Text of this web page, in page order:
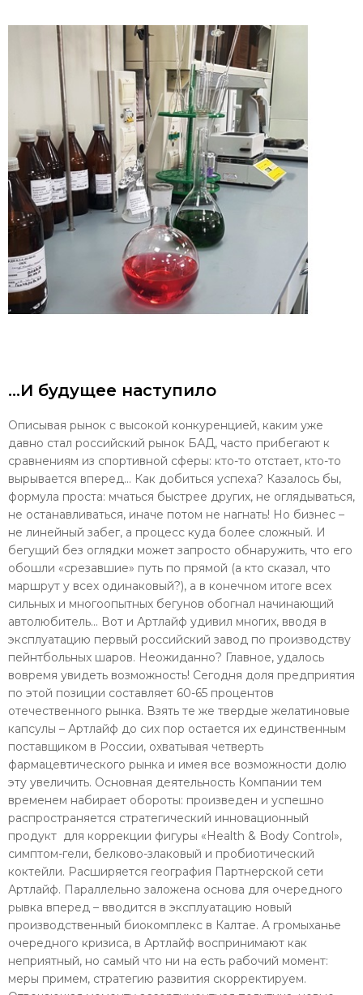
…И будущее наступило
Описывая рынок с высокой конкуренцией, каким уже
давно стал российский рынок БАД, часто прибегают к
сравнениям из спортивной сферы: кто-то отстает, кто-то
вырывается вперед… Как добиться успеха? Казалось бы,
формула проста: мчаться быстрее других, не оглядываться,
не останавливаться, иначе потом не нагнать! Но бизнес –
не линейный забег, а процесс куда более сложный. И
бегущий без оглядки может запросто обнаружить, что его
обошли «срезавшие» путь по прямой (а кто сказал, что
маршрут у всех одинаковый?), а в конечном итоге всех
сильных и многоопытных бегунов обогнал начинающий
автолюбитель... Вот и Артлайф удивил многих, вводя в
эксплуатацию первый российский завод по производству
пейнтбольных шаров. Неожиданно? Главное, удалось
вовремя увидеть возможность! Сегодня доля предприятия
по этой позиции составляет 60-65 процентов
отечественного рынка. Взять те же твердые желатиновые
капсулы – Артлайф до сих пор остается их единственным
поставщиком в России, охватывая четверть
фармацевтического рынка и имея все возможности долю
эту увеличить. Основная деятельность Компании тем
временем набирает обороты: произведен и успешно
распространяется стратегический инновационный
продукт для коррекции фигуры «Health & Body Control»,
симптом-гели, белково-злаковый и пробиотический
коктейли. Расширяется география Партнерской сети
Артлайф. Параллельно заложена основа для очередного
рывка вперед – вводится в эксплуатацию новый
производственный биокомплекс в Калтае. А громыханье
очередного кризиса, в Артлайф воспринимают как
неприятный, но самый что ни на есть рабочий момент:
меры примем, стратегию развития скорректируем.